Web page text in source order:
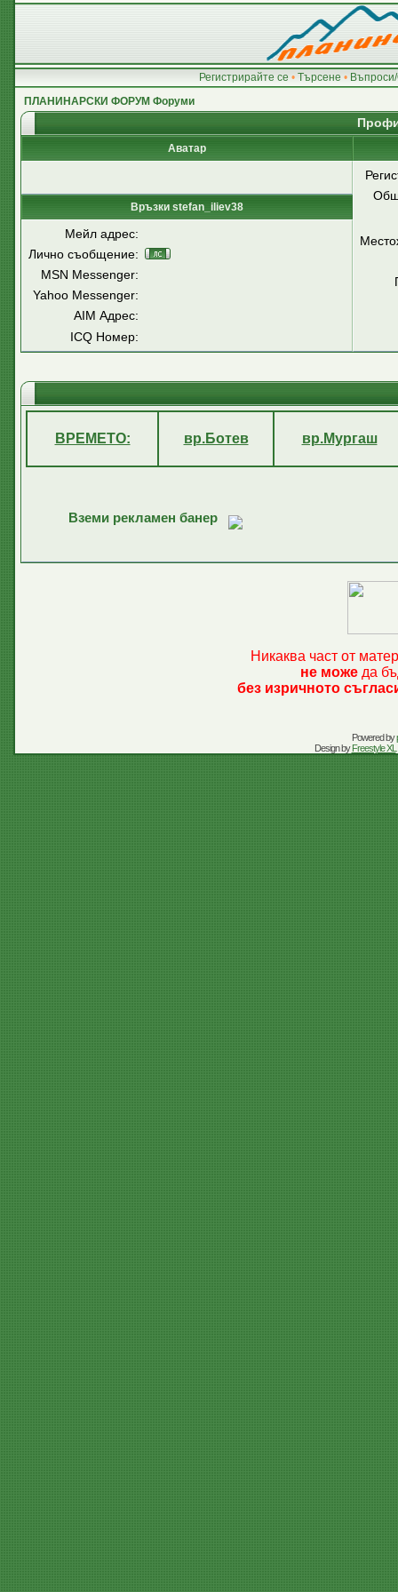
Регистрирайте се • Търсене •
ПЛАНИНАРСКИ ФОРУМ Форуми
Аватар
Връзки stefan_iliev38
Мейл адрес:
Лично съобщение:
MSN Messenger:
Yahoo Messenger:
AIM Адрес:
ICQ Номер:
ВРЕМЕТО: вр.Ботев вр.Мургаш
Вземи рекламен банер
Никаква част от
не може да
без изричното
Powered by
Design byFreestyle XL